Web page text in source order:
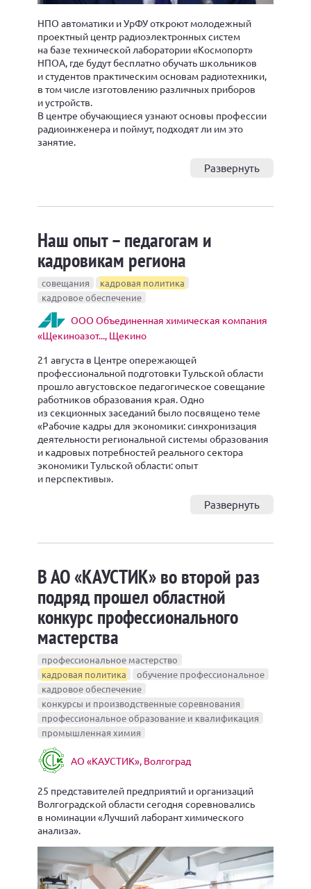
НПО автоматики и УрФУ откроют молодежный
проектный центр радиоэлектронных систем
на базе технической лаборатории «Космопорт»
НПОА, где будут бесплатно обучать школьников
и студентов практическим основам радиотехники,
в том числе изготовлению различных приборов
и устройств.
В центре обучающиеся узнают основы профессии
радиоинженера и поймут, подходят ли им это
занятие.
Развернуть
Наш опыт – педагогам и
кадровикам региона
совещания
кадровая политика
кадровое обеспечение
ООО Объединенная химическая компания
«Щекиноазот..., Щекино
21 августа в Центре опережающей
профессиональной подготовки Тульской области
прошло августовское педагогическое совещание
работников образования края. Одно
из секционных заседаний было посвящено теме
«Рабочие кадры для экономики: синхронизация
деятельности региональной системы образования
и кадровых потребностей реального сектора
экономики Тульской области: опыт
и перспективы».
Развернуть
В АО «КАУСТИК» во второй раз
подряд прошел областной
конкурс профессионального
мастерства
профессиональное мастерство
кадровая политика
обучение профессиональное
кадровое обеспечение
конкурсы и производственные соревнования
профессиональное образование и квалификация
промышленная химия
АО «КАУСТИК», Волгоград
25 представителей предприятий и организаций
Волгоградской области сегодня соревновались
в номинации «Лучший лаборант химического
анализа».